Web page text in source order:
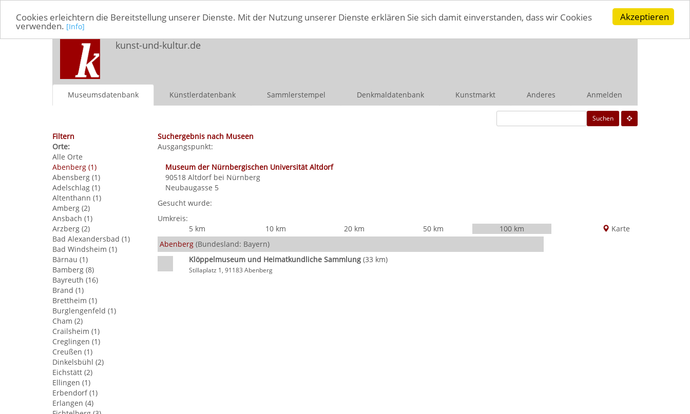
Akzeptieren
Cookies erleichtern die Bereitstellung unserer Dienste. Mit der Nutzung unserer Dienste erklären Sie sich damit einverstanden, dass wir Cookies
verwenden. [Info]
kunst-und-kultur.de
Museumsdatenbank Künstlerdatenbank Sammlerstempel Denkmaldatenbank Kunstmarkt Anderes Anmelden
Suchen
Filtern
Orte:
Alle Orte
Abenberg (1)
Abensberg (1)
Adelschlag (1)
Altenthann (1)
Amberg (2)
Ansbach (1)
Arzberg (2)
Bad Alexandersbad (1)
Bad Windsheim (1)
Bärnau (1)
Bamberg (8)
Bayreuth (16)
Brand (1)
Brettheim (1)
Burglengenfeld (1)
Cham (2)
Crailsheim (1)
Creglingen (1)
Creußen (1)
Dinkelsbühl (2)
Eichstätt (2)
Ellingen (1)
Erbendorf (1)
Erlangen (4)
Suchergebnis nach Museen
Ausgangspunkt:
Museum der Nürnbergischen Universität Altdorf
90518 Altdorf bei Nürnberg
Neubaugasse 5
Gesucht wurde:
Umkreis:
5 km
10 km 20 km 50 km 100 km
Karte
Abenberg (Bundesland: Bayern)
Klöppelmuseum und Heimatkundliche Sammlung (33 km)
Stillaplatz 1, 91183 Abenberg